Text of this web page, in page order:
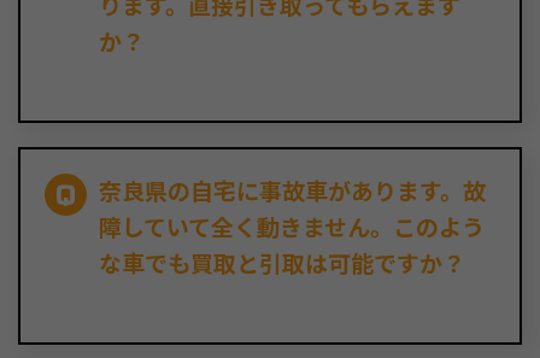
か？
奈良県の自宅に事故車があります。故
障していて全く動きません。このよう
な車でも買取と引取は可能ですか？